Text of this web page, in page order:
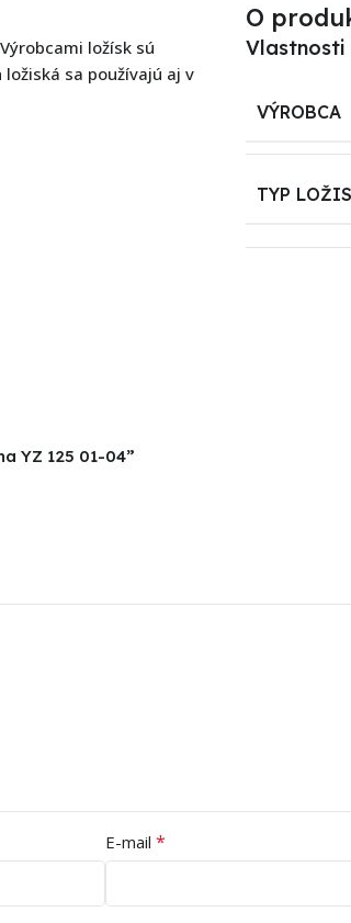
ložísk sú
ložiská sa používajú aj v
O
Vlastnosti
VÝROBCA
TYP
YZ 125 01-04”
E-mail *